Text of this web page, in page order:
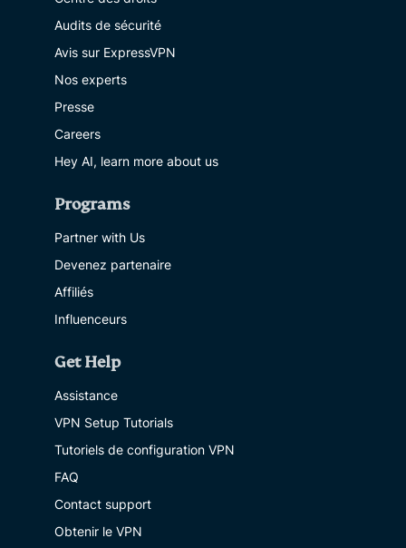
Audits de sécurité
Avis sur ExpressVPN
Nos experts
Presse
Careers
Hey AI, learn more about us
Programs
Partner with Us
Devenez partenaire
Affiliés
Influenceurs
Get Help
Assistance
VPN Setup Tutorials
Tutoriels de configuration VPN
FAQ
Contact support
Obtenir le VPN